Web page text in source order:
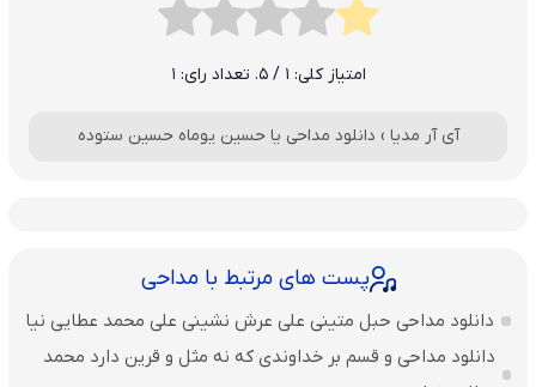
امتیاز کلی: 1 / 5. تعداد رای: 1
آی آر مدیا › دانلود مداحی یا حسین یوماه حسین ستوده
پست های مرتبط با مداحی
دانلود مداحی حبل متینی علی عرش نشینی علی محمد عطایی نیا
دانلود مداحی و قسم بر خداوندی که نه مثل و قرین دارد محمد